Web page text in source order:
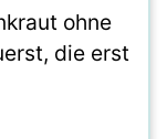
ohne
die erst